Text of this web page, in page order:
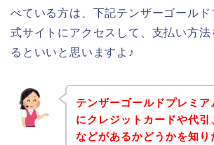
べている方は、下記テンザーゴールド
式サイトにアクセスして、支払い方法
るといいと思いますよ♪
テンザーゴールドプレミ
にクレジットカードや代引
などがあるかどうかを知り